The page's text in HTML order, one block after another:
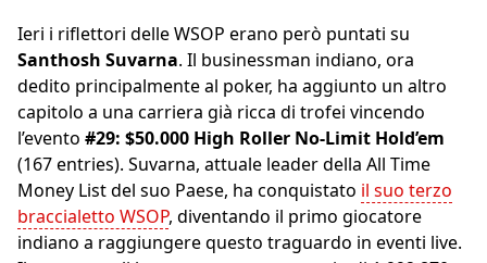
Ieri i riflettori delle WSOP erano però puntati su
Santhosh Suvarna. Il businessman indiano, ora
dedito principalmente al poker, ha aggiunto un altro
capitolo a una carriera già ricca di trofei vincendo
l’evento #29: $50.000 High Roller No-Limit Hold’em
(167 entries). Suvarna, attuale leader della All Time
Money List del suo Paese, ha conquistato il suo terzo
braccialetto WSOP, diventando il primo giocatore
indiano a raggiungere questo traguardo in eventi live.